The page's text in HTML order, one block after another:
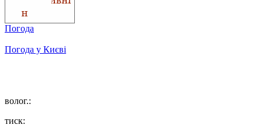
Погода
Погода у Києві
волог.:
тиск: